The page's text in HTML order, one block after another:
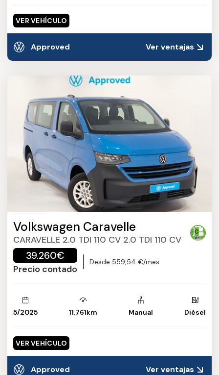
VER VEHÍCULO
Approved Ver ventajas
Volkswagen Caravelle
CARAVELLE 2.0 TDI 110 CV 2.0 TDI 110 CV
39.260€
Precio contado
Desde 559,54 €/mes
5/2025 11.761km Manual Diésel
VER VEHÍCULO
Approved Ver ventajas